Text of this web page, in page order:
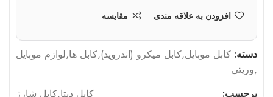
افزودن به علاقه مندی مقایسه
دسته: کابل موبایل,کابل میکرو (اندروید),کابل ها,لوازم موبایل
,وریتی
برچسب:
کابل دیتا,کابل شارژ